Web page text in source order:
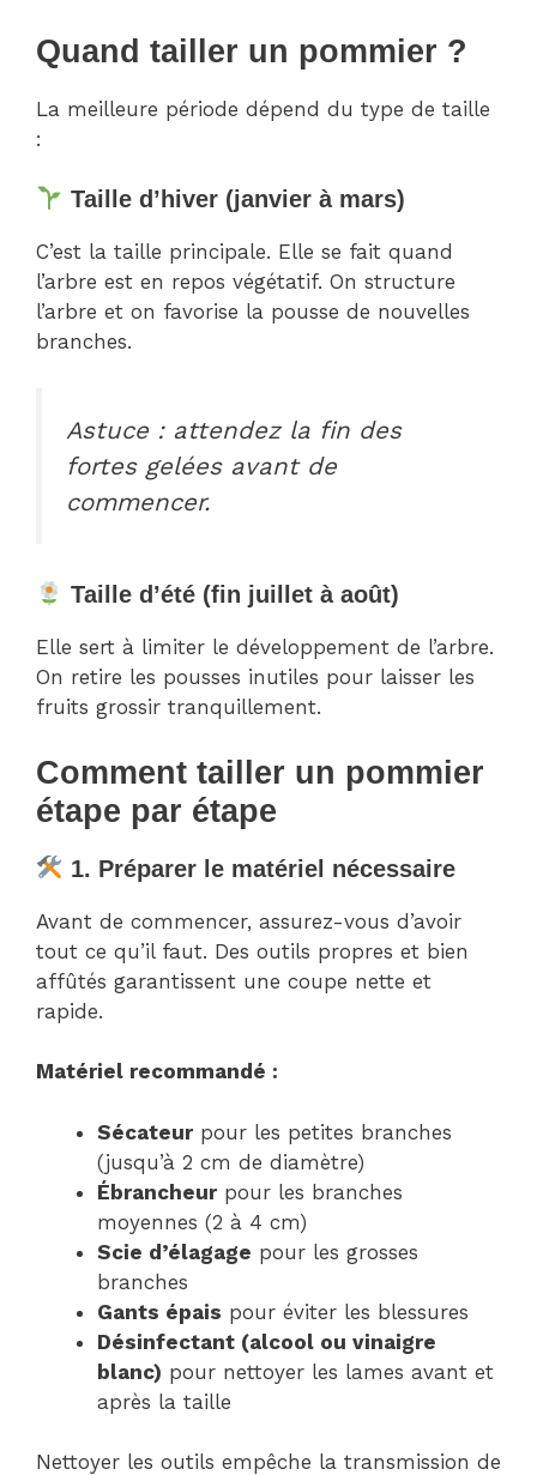
Quand tailler un pommier ?
La meilleure période dépend du type de taille
:
Taille d’hiver (janvier à mars)
C’est la taille principale. Elle se fait quand
l’arbre est en repos végétatif. On structure
l’arbre et on favorise la pousse de nouvelles
branches.
Astuce : attendez la fin des
fortes gelées avant de
commencer.
Taille d’été (fin juillet à août)
Elle sert à limiter le développement de l’arbre.
On retire les pousses inutiles pour laisser les
fruits grossir tranquillement.
Comment tailler un pommier
étape par étape
1. Préparer le matériel nécessaire
Avant de commencer, assurez-vous d’avoir
tout ce qu’il faut. Des outils propres et bien
affûtés garantissent une coupe nette et
rapide.
Matériel recommandé :
Sécateurpour les petites branches
(jusqu’à 2 cm de diamètre)
Ébrancheurpour les branches
moyennes (2 à 4 cm)
Scie d’élagage pour les grosses
branches
Gants épais pour éviter les blessures
Désinfectant (alcool ou vinaigre
blanc) pour nettoyer les lames avant et
après la taille
Nettoyer les outils empêche la transmission de